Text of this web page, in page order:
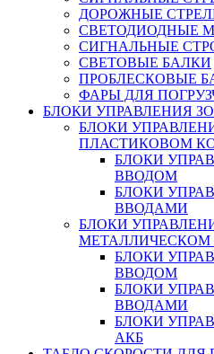
ДОРОЖНЫЕ
СВЕТОДИОДНЫЕ
СИГНАЛЬНЫЕ
СВЕТОВЫЕ БАЛКИ
ПРОБЛЕСКОВЫЕ
ФАРЫ ДЛЯ
БЛОКИ УПРАВЛЕНИЯ
БЛОКИ
ПЛАСТИКОВОМ
БЛОКИ
ВВОДОМ
БЛОКИ
ВВОДАМИ
БЛОКИ
МЕТАЛЛИЧЕСКОМ
БЛОКИ
ВВОДОМ
БЛОКИ
ВВОДАМИ
БЛОКИ
АКБ